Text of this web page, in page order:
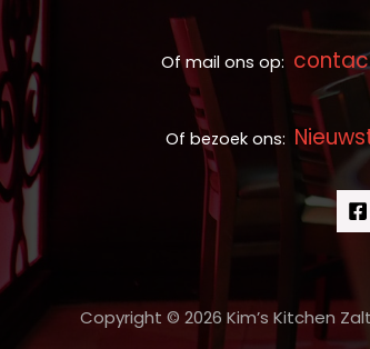
Of mail ons op:
Of bezoek ons:
Copyright © 2026 Kim’s Kitchen